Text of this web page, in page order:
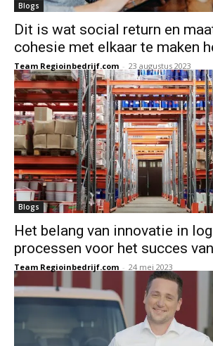
Blogs
Dit is wat social return en
cohesie met elkaar te maken
Team Regioinbedrijf.com - 23 augustus 2023
Blogs
Het belang van innovatie in
processen voor het succes
Team Regioinbedrijf.com - 24 mei 2023